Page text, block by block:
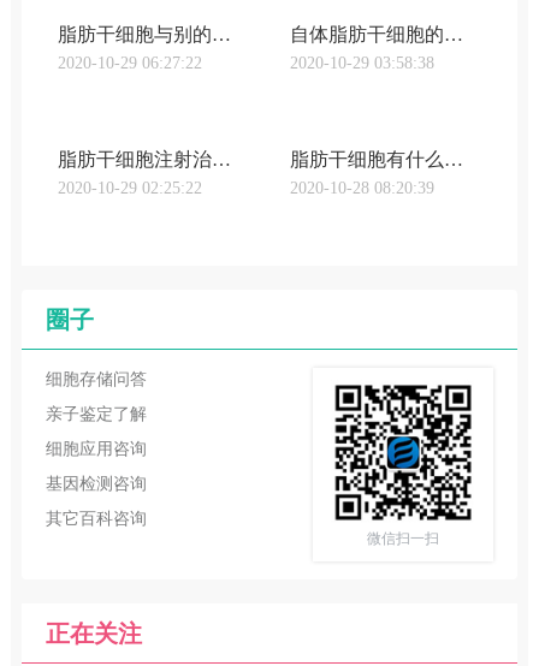
脂肪干细胞与别的干细胞的差别和优点！
2020-10-29 06:27:22
自体脂肪干细胞的作用！对人体有哪些好处呢？
2020-10-29 03:58:38
脂肪干细胞注射治疗面部衰老有什么特点?
2020-10-29 02:25:22
脂肪干细胞有什么用途？可以存储多长时间
2020-10-28 08:20:39
圈子
细胞存储问答
亲子鉴定了解
细胞应用咨询
基因检测咨询
其它百科咨询
微信扫一扫
正在关注